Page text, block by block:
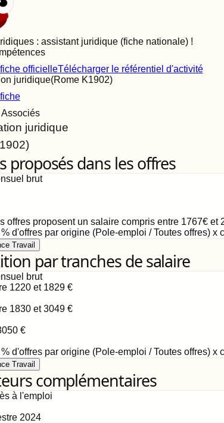
: assistant juridique (fiche nationale)!
officielleTélécharger le référentiel d'activité
juridique(Rome K1902)
Associés
juridique
)
proposés dans les offres
brut
offres proposent un salaire compris entre 1767€et
d'offres par origine (Pole-emploi / Toutes offres)
Travail
par tranches de salaire
brut
1220 et 1829€
1830 et 3049€
€
d'offres par origine (Pole-emploi / Toutes offres)
Travail
complémentaires
à l'emploi
2024